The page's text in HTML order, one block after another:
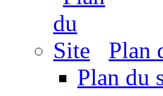
Plan
Plan du